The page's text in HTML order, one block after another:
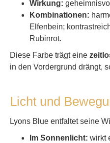
Wirkung:
Kombinationen:
Elfenbein;
Rubinrot.
Diese Farbe trägt eine
in den Vordergrund drängt,
Licht und
Lyons Blue entfaltet seine
Im Sonnenlicht: wirkt